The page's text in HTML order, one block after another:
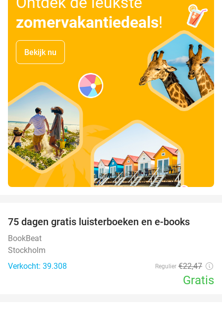
zomervakantiedeals!
Bekijk nu
75 dagen gratis luisterboeken en e-books
BookBeat
Stockholm
Verkocht: 39.308
Regulier €22,47
Gratis